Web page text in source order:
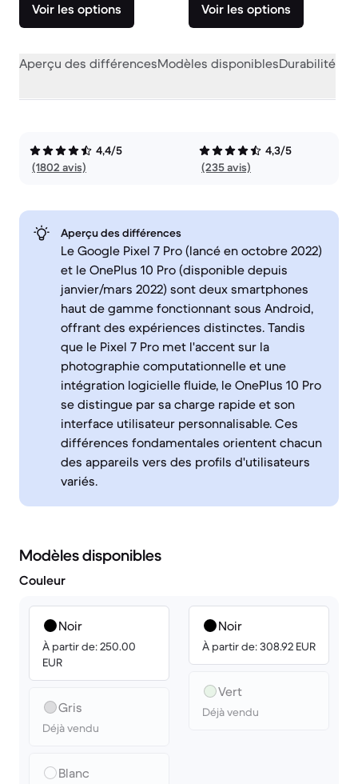
Voir les options Voir les options
Aperçu des différencesModèles disponiblesDurabilité
4,4/5
(1802 avis)
4,3/5
(235 avis)
Aperçu des différences
Le Google Pixel 7 Pro (lancé en octobre 2022)
et le OnePlus 10 Pro (disponible depuis
janvier/mars 2022) sont deux smartphones
haut de gamme fonctionnant sous Android,
offrant des expériences distinctes. Tandis
que le Pixel 7 Pro met l'accent sur la
photographie computationnelle et une
intégration logicielle fluide, le OnePlus 10 Pro
se distingue par sa charge rapide et son
interface utilisateur personnalisable. Ces
différences fondamentales orientent chacun
des appareils vers des profils d'utilisateurs
variés.
Modèles disponibles
Couleur
Noir
À partir de: 250.00
EUR
Gris
Déjà vendu
Blanc
Noir
À partir de: 308.92 EUR
Vert
Déjà vendu